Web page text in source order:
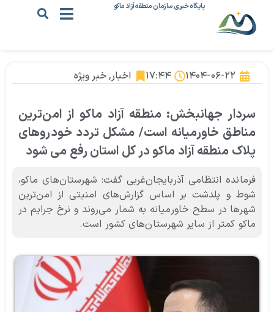
پایگاه خبری سازمان منطقه آزاد ماکو
۱۴۰۴-۰۶-۲۲ ۱۷:۴۴ اخبار,خبر ویژه
سردار جهانبخش: منطقه آزاد ماکو از امن‌ترین
مناطق خاورمیانه است/ مشکل تردد خودروهای
پلاک منطقه آزاد ماکو در کل استان رفع می شود
فرمانده انتظامی آذربایجان‌غربی گفت: شهرستان‌های ماکو،
شوط و پلدشت بر اساس گزارش‌های امنیتی از امن‌ترین
شهرها در سطح خاورمیانه به شمار می‌روند و نرخ جرایم در
ماکو کمتر از سایر شهرستان‌های کشور است.